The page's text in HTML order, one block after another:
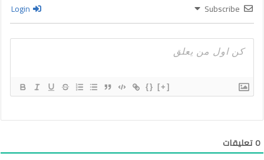
Subscribe
{} [+]
0تعليقات